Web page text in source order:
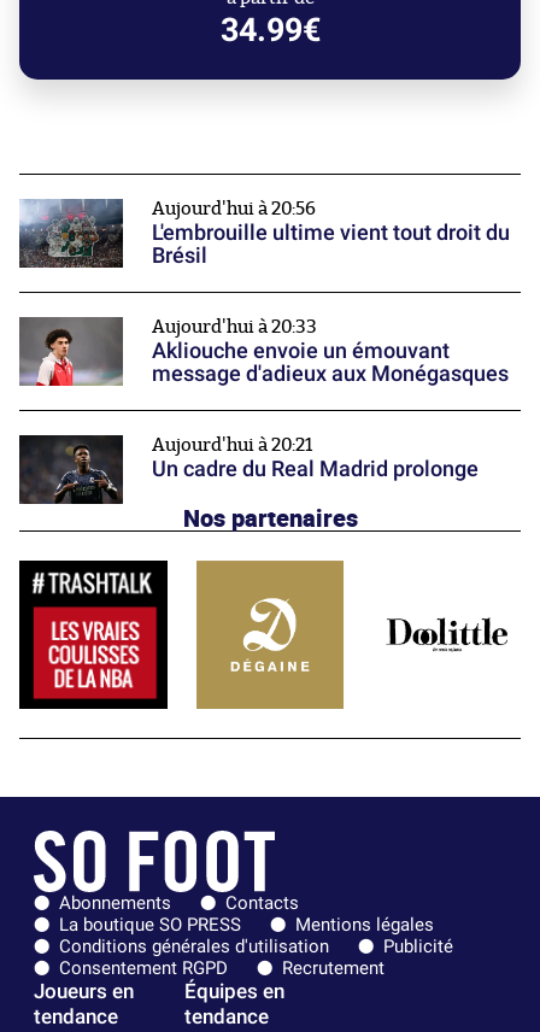
34.99€
Aujourd'hui à 20:56
L'embrouille ultime vient tout droit du
Brésil
Aujourd'hui à 20:33
Akliouche envoie un émouvant
message d'adieux aux Monégasques
Aujourd'hui à 20:21
Un cadre du Real Madrid prolonge
Nos partenaires
Abonnements
Contacts
La boutique SO PRESS
Mentions légales
Conditions générales d'utilisation
Publicité
Consentement RGPD
Recrutement
Joueurs en
tendance
Équipes en
tendance